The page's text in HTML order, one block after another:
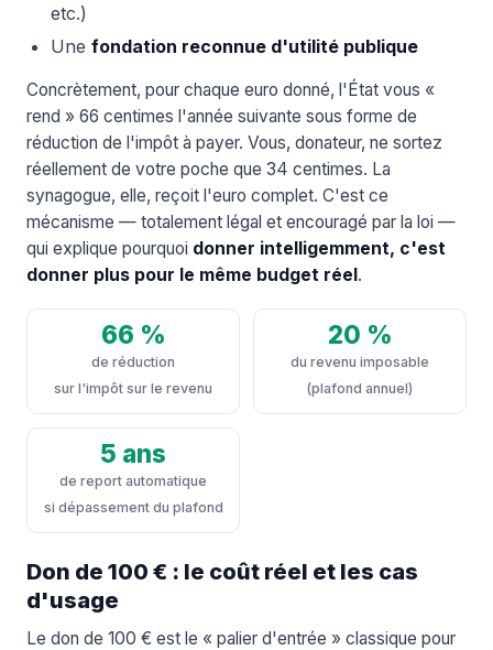
etc.)
Unefondation reconnue d'utilité publique
Concrètement, pour chaque euro donné, l'État vous «
rend » 66 centimes l'année suivante sous forme de
réduction de l'impôt à payer. Vous, donateur, ne sortez
réellement de votre poche que 34 centimes. La
synagogue, elle, reçoit l'euro complet. C'est ce
mécanisme — totalement légal et encouragé par la loi —
qui explique pourquoi donner intelligemment, c'est
donner plus pour le même budget réel.
66 %
de réduction
sur l'impôt sur le revenu
20 %
du revenu imposable
(plafond annuel)
5 ans
de report automatique
si dépassement du plafond
Don de 100 € : le coût réel et les cas
d'usage
Le don de 100 € est le « palier d'entrée » classique pour